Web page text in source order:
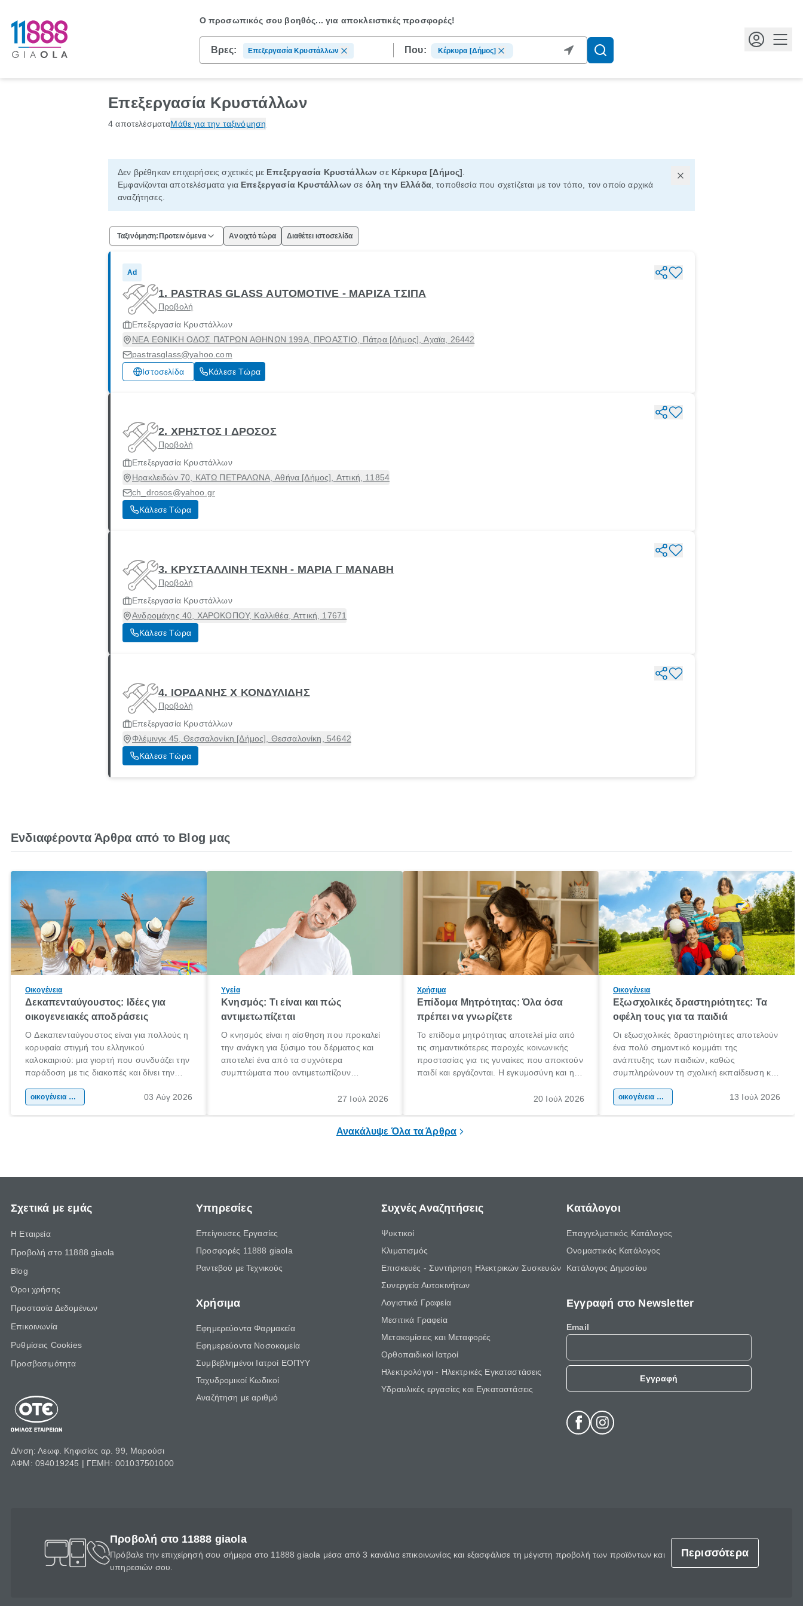
Ο προσωπικός σου βοηθός...για αποκλειστικές προσφορές!
Βρες: Επεξεργασία Κρυστάλλων Που: Κέρκυρα [Δήμος]
Επεξεργασία Κρυστάλλων
4 αποτελέσματαΜάθε για την ταξινόμηση
Δεν βρέθηκαν επιχειρήσεις σχετικές με Επεξεργασία Κρυστάλλων σε Κέρκυρα [Δήμος]
Εμφανίζονται αποτελέσματα για Επεξεργασία Κρυστάλλων σε όλη την Ελλάδα, τοποθεσία που σχετίζεται με τον τόπο, τον οποίο αρχικά
αναζήτησες.
Ταξινόμηση: Προτεινόμενα Ανοιχτό τώρα Διαθέτει ιστοσελίδα
Ad
1. PASTRAS GLASS AUTOMOTIVE - ΜΑΡΙΖΑ ΤΣΙΠΑ
Προβολή
Επεξεργασία Κρυστάλλων
ΝΕΑ ΕΘΝΙΚΗ ΟΔΟΣ ΠΑΤΡΩΝ ΑΘΗΝΩΝ 199Α, ΠΡΟΑΣΤΙΟ, Πάτρα [Δήμος], Αχαϊα, 26442
pastrasglass@yahoo.com
Ιστοσελίδα
Κάλεσε Τώρα
2. ΧΡΗΣΤΟΣ Ι ΔΡΟΣΟΣ
Προβολή
Επεξεργασία Κρυστάλλων
Ηρακλειδών 70, ΚΑΤΩ ΠΕΤΡΑΛΩΝΑ, Αθήνα [Δήμος], Αττική, 11854
ch_drosos@yahoo.gr
Κάλεσε Τώρα
3. ΚΡΥΣΤΑΛΛΙΝΗ ΤΕΧΝΗ - ΜΑΡΙΑ Γ ΜΑΝΑΒΗ
Προβολή
Επεξεργασία Κρυστάλλων
Ανδρομάχης 40, ΧΑΡΟΚΟΠΟΥ, Καλλιθέα, Αττική, 17671
Κάλεσε Τώρα
4. ΙΟΡΔΑΝΗΣ Χ ΚΟΝΔΥΛΙΔΗΣ
Προβολή
Επεξεργασία Κρυστάλλων
Φλέμινγκ 45, Θεσσαλονίκη [Δήμος], Θεσσαλονίκη, 54642
Κάλεσε Τώρα
Ενδιαφέροντα Άρθρα από το Blog μας
Οικογένεια
Δεκαπενταύγουστος: Ιδέες για
οικογενειακές αποδράσεις
Ο Δεκαπενταύγουστος είναι για πολλούς η
κορυφαία στιγμή του ελληνικού
καλοκαιριού: μια γιορτή που συνδυάζει την
παράδοση με τις διακοπές και δίνει την
χώρας. Είτε πρόκειται για λίγες μέρες
οικογένεια & παιδί 03 Αύγ 2026
Υγεία
Κνησμός: Τι είναι και πώς
αντιμετωπίζεται
Ο κνησμός είναι η αίσθηση που προκαλεί
την ανάγκη για ξύσιμο του δέρματος και
αποτελεί ένα από τα συχνότερα
συμπτώματα που αντιμετωπίζουν
πληροφορίες για το «κνησμός τι είναι»,
27 Ιούλ 2026
Χρήσιμα
Επίδομα Μητρότητας: Όλα όσα
πρέπει να γνωρίζετε
Το επίδομα μητρότητας αποτελεί μία από
τις σημαντικότερες παροχές κοινωνικής
προστασίας για τις γυναίκες που αποκτούν
παιδί και εργάζονται. Η εγκυμοσύνη και η
σημαντική περίοδος στη ζωή κάθε20 Ιούλ 2026
Οικογένεια
Εξωσχολικές δραστηριότητες: Τα
οφέλη τους για τα παιδιά
Οι εξωσχολικές δραστηριότητες αποτελούν
ένα πολύ σημαντικό κομμάτι της
ανάπτυξης των παιδιών, καθώς
συμπληρώνουν τη σχολική εκπαίδευση και
της προσωπικότητας, της κοινωνικότητας
οικογένεια & παιδί 13 Ιούλ 2026
Ανακάλυψε Όλα τα Άρθρα
Σχετικά με εμάς
Η Εταιρεία
Προβολή στο 11888 giaola
Blog
Όροι χρήσης
Προστασία Δεδομένων
Επικοινωνία
Ρυθμίσεις Cookies
Προσβασιμότητα
Δ/νση: Λεωφ. Κηφισίας αρ. 99, Μαρούσι
ΑΦΜ: 094019245 | ΓΕΜΗ: 001037501000
Υπηρεσίες
Επείγουσες Εργασίες
Προσφορές 11888 giaola
Ραντεβού με Τεχνικούς
Χρήσιμα
Εφημερεύοντα Φαρμακεία
Εφημερεύοντα Νοσοκομεία
Συμβεβλημένοι Ιατροί ΕΟΠΥΥ
Ταχυδρομικοί Κωδικοί
Αναζήτηση με αριθμό
Συχνές Αναζητήσεις
Ψυκτικοί
Κλιματισμός
Επισκευές - Συντήρηση Ηλεκτρικών Συσκευών
Συνεργεία Αυτοκινήτων
Λογιστικά Γραφεία
Μεσιτικά Γραφεία
Μετακομίσεις και Μεταφορές
Ορθοπαιδικοί Ιατροί
Ηλεκτρολόγοι - Ηλεκτρικές Εγκαταστάσεις
Υδραυλικές εργασίες και Εγκαταστάσεις
Κατάλογοι
Επαγγελματικός Κατάλογος
Ονομαστικός Κατάλογος
Κατάλογος Δημοσίου
Εγγραφή στο Newsletter
Email
Εγγραφή
Προβολή στο 11888 giaola
Πρόβαλε την επιχείρησή σου σήμερα στο 11888 giaola μέσα από 3 κανάλια επικοινωνίας και εξασφάλισε τη μέγιστη προβολή των προϊόντων και
υπηρεσιών σου.
Περισσότερα